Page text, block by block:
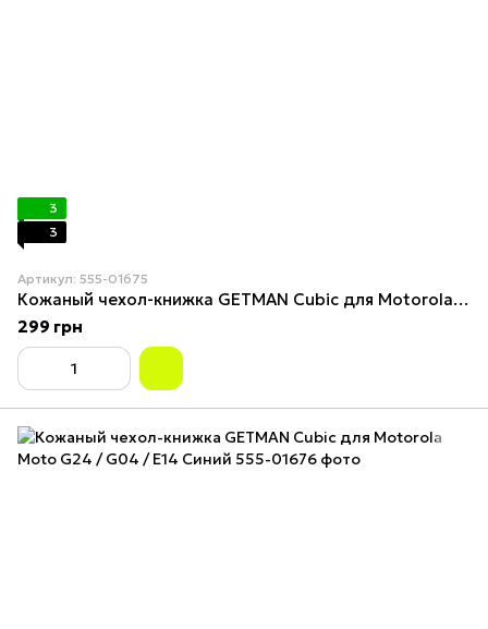
3
3
Артикул: 555-01675
Кожаный чехол-книжка GETMAN Cubic для Motorola Moto G24 / G04 / E14 Серый
299 грн